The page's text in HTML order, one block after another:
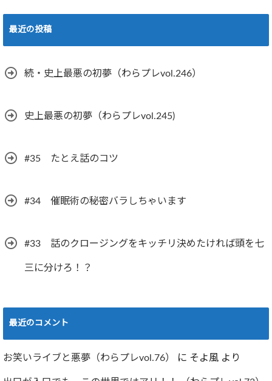
最近の投稿
続・史上最悪の初夢（わらプレvol.246）
史上最悪の初夢（わらプレvol.245)
#35 たとえ話のコツ
#34 催眠術の秘密バラしちゃいます
#33 話のクロージングをキッチリ決めたければ頭を七
三に分けろ！？
最近のコメント
お笑いライブと悪夢（わらプレvol.76） に そよ風 より